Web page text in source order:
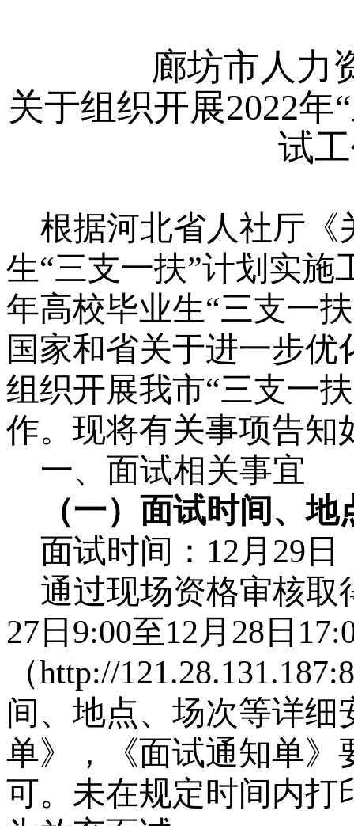
廊坊市人力
关于组织开展2022年
试
根据河北省人社厅《
生“三支一扶”计划实施
年高校毕业生“三支一
国家和省关于进一步
组织开展我市“三支一
作。现将有关事项告知
一、面试相关事宜
（一）面试时间、
面试时间： 12月29
通过现场资格审核取
27日9:00至12月28日
（http://
间、地点、场次等详
单》，《面试通知单》
可。未在规定时间内打